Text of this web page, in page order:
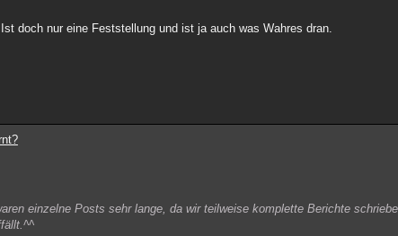
doch nur eine Feststellung und ist ja auch was Wahres dran.
einzelne Posts sehr lange, da wir teilweise komplette Berichte